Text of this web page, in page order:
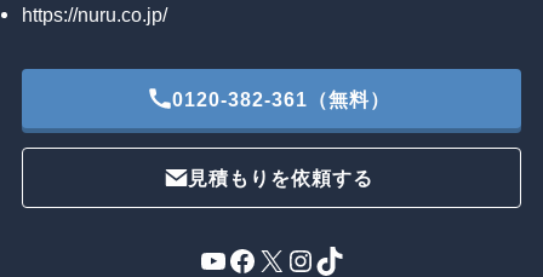
https://nuru.co.jp/
0120-382-361（無料）
見積もりを依頼する
YouTube
Facebook
X Instagram
TikTok